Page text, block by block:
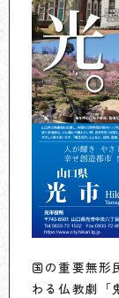
国の重要無形
わる仏教劇「